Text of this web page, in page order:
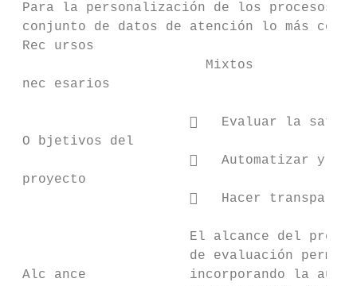
Para la personalización de los procesos
conjunto de datos de atención lo más
Rec ursos
Mixtos
nec esarios
   Evaluar la
O bjetivos del
   Automatizar y
proyecto
   Hacer
El alcance del
de evaluación
Alc ance             incorporando la